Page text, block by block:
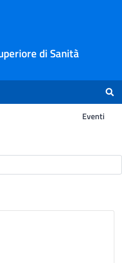
di Sanità
Eventi
Ricerca -